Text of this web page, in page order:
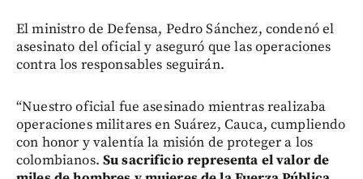
El ministro de Defensa, Pedro Sánchez, condenó el
asesinato del oficial y aseguró que las operaciones
contra los responsables seguirán.
“Nuestro oficial fue asesinado mientras realizaba
operaciones militares en Suárez, Cauca, cumpliendo
con honor y valentía la misión de proteger a los
colombianos. Su sacrificio representa el valor de